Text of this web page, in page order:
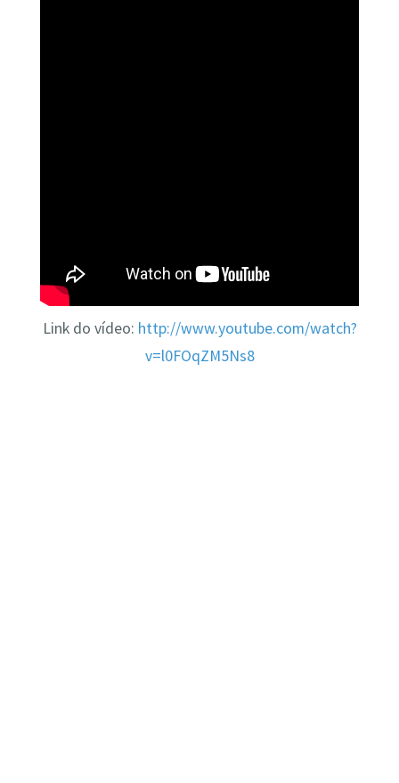
Link do vídeo: http://www.youtube.com/watch?
v=l0FOqZM5Ns8